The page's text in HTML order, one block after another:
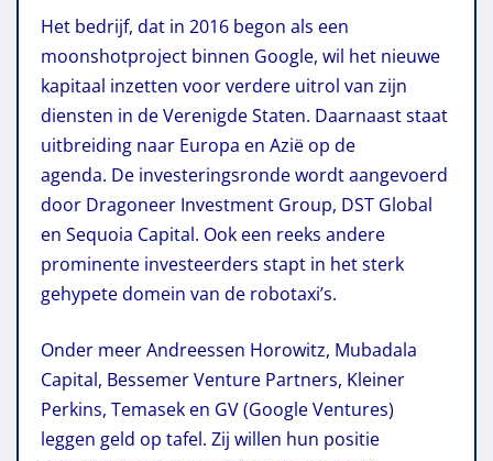
Het bedrijf, dat in 2016 begon als een
moonshotproject binnen Google, wil het nieuwe
kapitaal inzetten voor verdere uitrol van zijn
diensten in de Verenigde Staten. Daarnaast staat
uitbreiding naar Europa en Azië op de
agenda. De investeringsronde wordt aangevoerd
door Dragoneer Investment Group, DST Global
en Sequoia Capital. Ook een reeks andere
prominente investeerders stapt in het sterk
gehypete domein van de robotaxi’s.
Onder meer Andreessen Horowitz, Mubadala
Capital, Bessemer Venture Partners, Kleiner
Perkins, Temasek en GV (Google Ventures)
leggen geld op tafel. Zij willen hun positie